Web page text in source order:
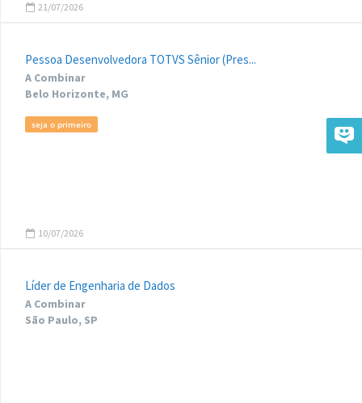
21/07/2026
Pessoa Desenvolvedora TOTVS Sênior (Pres...
A Combinar
Belo Horizonte, MG
seja o primeiro
10/07/2026
Líder de Engenharia de Dados
A Combinar
São Paulo, SP